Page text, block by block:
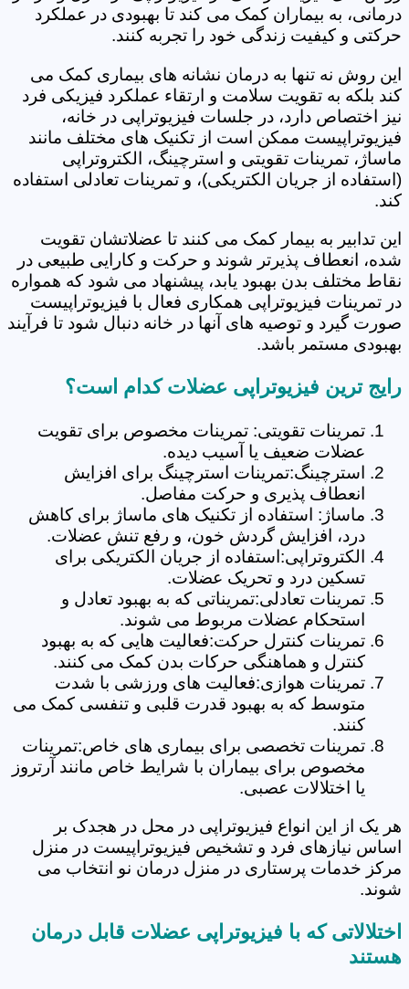
درمانی، به بیماران کمک می کند تا بهبودی در عملکرد
حرکتی و کیفیت زندگی خود را تجربه کنند.
این روش نه تنها به درمان نشانه های بیماری کمک می
کند بلکه به تقویت سلامت و ارتقاء عملکرد فیزیکی فرد
نیز اختصاص دارد، در جلسات فیزیوتراپی در خانه،
فیزیوتراپیست ممکن است از تکنیک های مختلف مانند
ماساژ، تمرینات تقویتی و استرچینگ، الکتروتراپی
(استفاده از جریان الکتریکی)، و تمرینات تعادلی استفاده
کند.
این تدابیر به بیمار کمک می کنند تا عضلاتشان تقویت
شده، انعطاف پذیرتر شوند و حرکت و کارایی طبیعی در
نقاط مختلف بدن بهبود یابد، پیشنهاد می شود که همواره
در تمرینات فیزیوتراپی همکاری فعال با فیزیوتراپیست
صورت گیرد و توصیه های آنها در خانه دنبال شود تا فرآیند
بهبودی مستمر باشد.
رایج ترین فیزیوتراپی عضلات کدام است؟
تمرینات تقویتی: تمرینات مخصوص برای تقویت
عضلات ضعیف یا آسیب دیده.
استرچینگ:تمرینات استرچینگ برای افزایش
انعطاف پذیری و حرکت مفاصل.
ماساژ: استفاده از تکنیک های ماساژ برای کاهش
درد، افزایش گردش خون، و رفع تنش عضلات.
الکتروتراپی:استفاده از جریان الکتریکی برای
تسکین درد و تحریک عضلات.
تمرینات تعادلی:تمریناتی که به بهبود تعادل و
استحکام عضلات مربوط می شوند.
تمرینات کنترل حرکت:فعالیت هایی که به بهبود
کنترل و هماهنگی حرکات بدن کمک می کنند.
تمرینات هوازی:فعالیت های ورزشی با شدت
متوسط که به بهبود قدرت قلبی و تنفسی کمک می
کنند.
تمرینات تخصصی برای بیماری های خاص:تمرینات
مخصوص برای بیماران با شرایط خاص مانند آرتروز
یا اختلالات عصبی.
هر یک از این انواع فیزیوتراپی در محل در هجدک بر
اساس نیازهای فرد و تشخیص فیزیوتراپیست در منزل
مرکز خدمات پرستاری در منزل درمان نو انتخاب می
شوند.
اختلالاتی که با فیزیوتراپی عضلات قابل درمان
هستند